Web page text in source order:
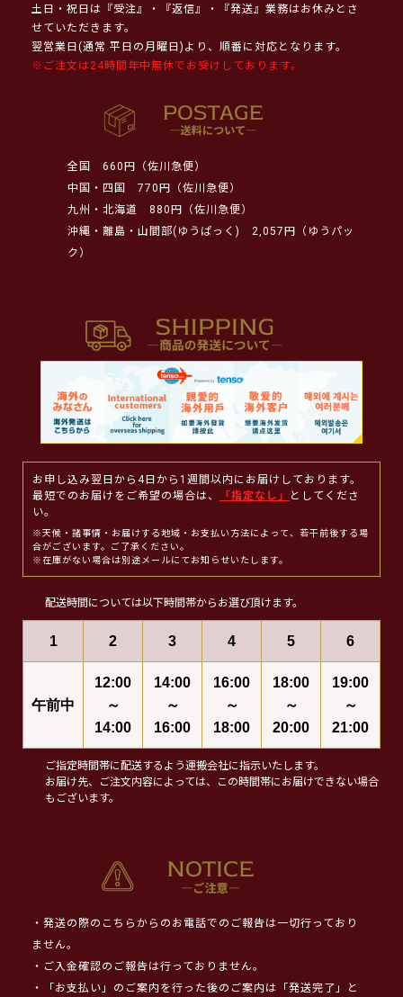
土日・祝日は『受注』・『返信』・『発送』業務はお休みとさ
せていただきます。
翌営業日(通常 平日の月曜日)より、順番に対応となります。
※ご注文は24時間年中無休でお受けしております。
全国
660円（佐川急便）
中国・四国
770円（佐川急便）
九州・北海道
880円（佐川急便）
沖縄・離島・山間部(ゆうぱっく)
2,057円（ゆうパッ
ク）
お申し込み翌日から4日から1週間以内にお届けしております。
最短でのお届けをご希望の場合は、
「指定なし」
としてくださ
い。
※天候・諸事情・お届けする地域・お支払い方法によって、若干前後する場
合がございます。ご了承ください。
※在庫がない場合は別途メールにてお知らせいたします。
配送時間については以下時間帯からお選び頂けます。
1 2 3 4 5 6
午前中
12:00
～
14:00
14:00
～
16:00
16:00
～
18:00
18:00
～
20:00
19:00
～
21:00
ご指定時間帯に配送するよう運搬会社に指示いたします。
お届け先、ご注文内容によっては、この時間帯にお届けできない場合
もございます。
・発送の際のこちらからのお電話でのご報告は一切行っており
ません。
・ご入金確認のご報告は行っておりません。
・「お支払い」のご案内を行った後のご案内は「発送完了」と